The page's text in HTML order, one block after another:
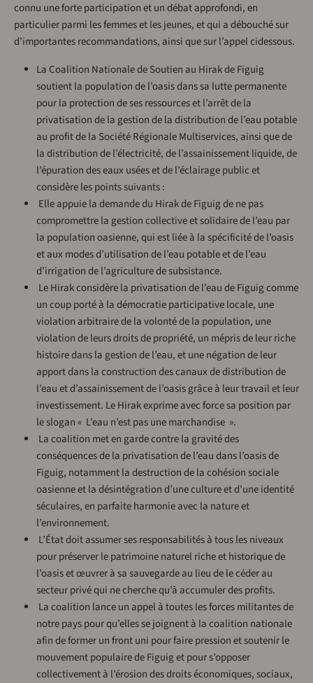
connu une forte participation et un débat approfondi, en
particulier parmi les femmes et les jeunes, et qui a débouché sur
d’importantes recommandations, ainsi que sur l’appel cidessous.
La Coalition Nationale de Soutien au Hirak de Figuig
soutient la population de l’oasis dans sa lutte permanente
pour la protection de ses ressources et l’arrêt de la
privatisation de la gestion de la distribution de l’eau potable
au profit de la Société Régionale Multiservices, ainsi que de
la distribution de l’électricité, de l’assainissement liquide, de
l’épuration des eaux usées et de l’éclairage public et
considère les points suivants :
­ Elle appuie la demande du Hirak de Figuig de ne pas
compromettre la gestion collective et solidaire de l’eau par
la population oasienne, qui est liée à la spécificité de l’oasis
et aux modes d’utilisation de l’eau potable et de l’eau
d’irrigation de l’agriculture de subsistance.
­ Le Hirak considère la privatisation de l’eau de Figuig comme
un coup porté à la démocratie participative locale, une
violation arbitraire de la volonté de la population, une
violation de leurs droits de propriété, un mépris de leur riche
histoire dans la gestion de l’eau, et une négation de leur
apport dans la construction des canaux de distribution de
l’eau et d’assainissement de l’oasis grâce à leur travail et leur
investissement. Le Hirak exprime avec force sa position par
le slogan « L’eau n’est pas une marchandise ».
­ La coalition met en garde contre la gravité des
conséquences de la privatisation de l’eau dans l’oasis de
Figuig, notamment la destruction de la cohésion sociale
oasienne et la désintégration d’une culture et d’une identité
séculaires, en parfaite harmonie avec la nature et
l’environnement.
­ L’État doit assumer ses responsabilités à tous les niveaux
pour préserver le patrimoine naturel riche et historique de
l’oasis et œuvrer à sa sauvegarde au lieu de le céder au
secteur privé qui ne cherche qu’à accumuler des profits.
­ La coalition lance un appel à toutes les forces militantes de
notre pays pour qu’elles se joignent à la coalition nationale
afin de former un front uni pour faire pression et soutenir le
mouvement populaire de Figuig et pour s’opposer
collectivement à l’érosion des droits économiques, sociaux,